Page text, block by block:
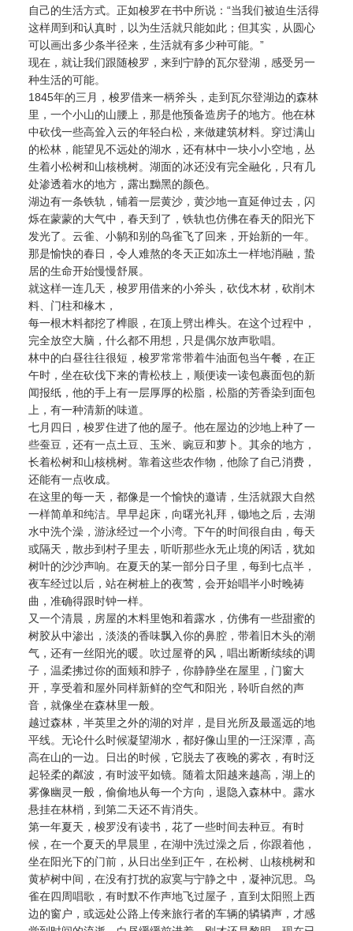
自己的生活方式。正如梭罗在书中所说：“当我们被迫生活得
这样周到和认真时，以为生活就只能如此；但其实，从圆心
可以画出多少条半径来，生活就有多少种可能。”
现在，就让我们跟随梭罗，来到宁静的瓦尔登湖，感受另一
种生活的可能。
1845年的三月，梭罗借来一柄斧头，走到瓦尔登湖边的森林
里，一个小山的山腰上，那是他预备造房子的地方。他在林
中砍伐一些高耸入云的年轻白松，来做建筑材料。穿过满山
的松林，能望见不远处的湖水，还有林中一块小小空地，丛
生着小松树和山核桃树。湖面的冰还没有完全融化，只有几
处渗透着水的地方，露出黝黑的颜色。
湖边有一条铁轨，铺着一层黄沙，黄沙地一直延伸过去，闪
烁在蒙蒙的大气中，春天到了，铁轨也仿佛在春天的阳光下
发光了。云雀、小鹟和别的鸟雀飞了回来，开始新的一年。
那是愉快的春日，令人难熬的冬天正如冻土一样地消融，蛰
居的生命开始慢慢舒展。
就这样一连几天，梭罗用借来的小斧头，砍伐木材，砍削木
料、门柱和椽木，
每一根木料都挖了榫眼，在顶上劈出榫头。在这个过程中，
完全放空大脑，什么都不用想，只是偶尔放声歌唱。
林中的白昼往往很短，梭罗常常带着牛油面包当午餐，在正
午时，坐在砍伐下来的青松枝上，顺便读一读包裹面包的新
闻报纸，他的手上有一层厚厚的松脂，松脂的芳香染到面包
上，有一种清新的味道。
七月四日，梭罗住进了他的屋子。他在屋边的沙地上种了一
些蚕豆，还有一点土豆、玉米、豌豆和萝卜。其余的地方，
长着松树和山核桃树。靠着这些农作物，他除了自己消费，
还能有一点收成。
在这里的每一天，都像是一个愉快的邀请，生活就跟大自然
一样简单和纯洁。早早起床，向曙光礼拜，锄地之后，去湖
水中洗个澡，游泳经过一个小湾。下午的时间很自由，每天
或隔天，散步到村子里去，听听那些永无止境的闲话，犹如
树叶的沙沙声响。在夏天的某一部分日子里，每到七点半，
夜车经过以后，站在树桩上的夜莺，会开始唱半小时晚祷
曲，准确得跟时钟一样。
又一个清晨，房屋的木料里饱和着露水，仿佛有一些甜蜜的
树胶从中渗出，淡淡的香味飘入你的鼻腔，带着旧木头的潮
气，还有一丝阳光的暖。吹过屋脊的风，唱出断断续续的调
子，温柔拂过你的面颊和脖子，你静静坐在屋里，门窗大
开，享受着和屋外同样新鲜的空气和阳光，聆听自然的声
音，就像坐在森林里一般。
越过森林，半英里之外的湖的对岸，是目光所及最遥远的地
平线。无论什么时候凝望湖水，都好像山里的一汪深潭，高
高在山的一边。日出的时候，它脱去了夜晚的雾衣，有时泛
起轻柔的粼波，有时波平如镜。随着太阳越来越高，湖上的
雾像幽灵一般，偷偷地从每一个方向，退隐入森林中。露水
悬挂在林梢，到第二天还不肯消失。
第一年夏天，梭罗没有读书，花了一些时间去种豆。有时
候，在一个夏天的早晨里，在湖中洗过澡之后，你跟着他，
坐在阳光下的门前，从日出坐到正午，在松树、山核桃树和
黄栌树中间，在没有打扰的寂寞与宁静之中，凝神沉思。鸟
雀在四周唱歌，有时默不作声地飞过屋子，直到太阳照上西
边的窗户，或远处公路上传来旅行者的车辆的辚辚声，才感